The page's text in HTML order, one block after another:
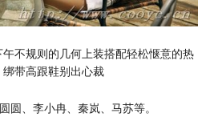
不规则的几何上装搭配轻松惬意的热
绑带高跟鞋别出心裁
圆、李小冉、秦岚、马苏等。